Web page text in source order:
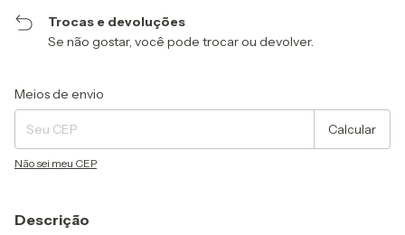
Trocas e devoluções
Se não gostar, você pode trocar ou devolver.
Entregas para o CEP:
Meios de envio
Calcular
Não sei meu CEP
Descrição